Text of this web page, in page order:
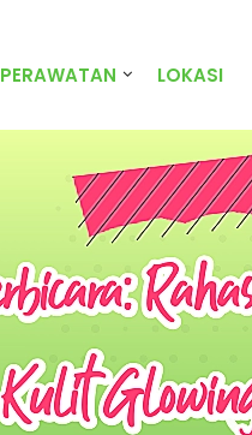
PERAWATAN LOKASI